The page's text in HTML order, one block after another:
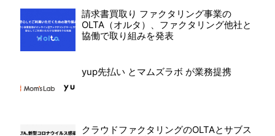
請求書買取り ファクタリング事業の
OLTA（オルタ）、ファクタリング他社と
協働で取り組みを発表
yup先払い とマムズラボ が業務提携
クラウドファクタリングのOLTAとサブス